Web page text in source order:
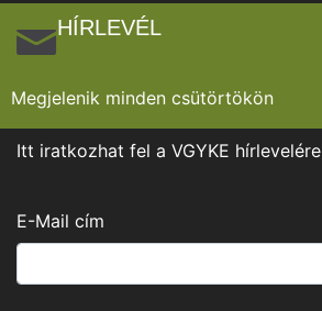
HÍRLEVÉL
Megjelenik minden csütörtökön
Itt iratkozhat fel a VGYKE hírlevelére
E-Mail cím